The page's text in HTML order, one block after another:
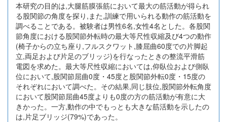
本研究の目的は,大腿筋膜張筋において最大の筋活動が得られ
る股関節の角度を探り,また,訓練で用いられる動作の筋活動を
調べることである。被験者は男性6名,女性4名とした。各股関
節角度における股関節外転時の最大等尺性収縮及び4つの動作
(椅子からの立ち座り,フルスクワット,膝屈曲60度での片脚起
立,両足および片足のブリッジ)を行なったときの整流平滑筋
電図を求めた。最大等尺性収縮においては,仰臥位および側臥
位において,股関節屈曲0度・45度と股関節外転0度・15度の
それぞれにおいて調べた。その結果,同じ肢位,股関節外転角度
において股関節屈曲45度よりも0度の方の筋活動が有意に大
きかった。一方,動作の中でもっとも大きな筋活動を示したの
は,片足ブリッジ(79%)であった。